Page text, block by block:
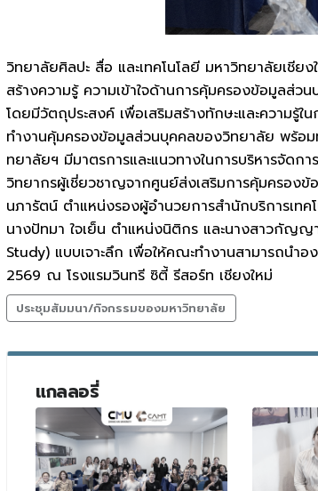
วิทยาลัยศิลปะ สื่อ และเทคโนโลยี มหาวิทยาลัยเชีย
สร้างความรู้ ความเข้าใจด้านการคุ้มครองข้อมูลส่
โดยมีวัตถุประสงค์ เพื่อเสริมสร้างทักษะและความ
ทำงานคุ้มครองข้อมูลส่วนบุคคลของวิทยาลัย พร้อม
ทยาลัยฯ มีมาตรการและแนวทางในการบริหารจัด
วิทยากรผู้เชี่ยวชาญจากศูนย์ส่งเสริมการคุ้มครอง
นภารัตน์ ตำแหน่งรองผู้อำนวยการสำนักบริการเท
นางปัทมา ใจเย็น ตำแหน่งนิติกร และนางสาวกัญ
Study) แบบเจาะลึก เพื่อให้คณะทำงานสามารถนำ
2569 ณ โรงแรมวินทรี ซิตี้ รีสอร์ท เชียงใหม่
ประชุมสัมมนา/กิจกรรมของมหาวิทยาลัย
แกลลอรี่